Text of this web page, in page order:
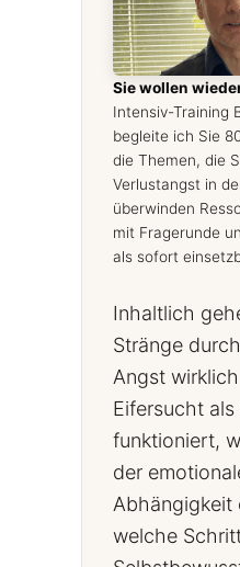
Sie wollen
Intensiv-Training
begleite ich Sie
die Themen, die
Verlustangst in
überwinden
mit Fragerunde
als sofort
Inhaltlich
Stränge
Angst
Eifersucht als
funktioniert,
der
Abhängigkeit
welche